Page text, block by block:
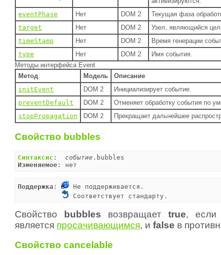
eventPhase
Нет DOM 2
Текущая фаза
target
Нет DOM 2
Узел, являющийся
timeStamp
Нет DOM 2
Время генерации
type
Нет DOM 2
Имя события.
Методы интерфейса Event
Метод
Модель
Описание
initEvent
DOM 2
Инициализирует событие.
preventDefault
DOM 2
Отменяет обработку события по
stopPropagation
DOM 2 Прекращает дальнейшее
Свойство bubbles
Синтаксис : событие
Изменяемое : нет
Поддержка :
Не поддерживается.
Соответствует стандарту.
Свойство bubbles возвращает true, если
является просачивающимся, и false в
Свойство cancelable